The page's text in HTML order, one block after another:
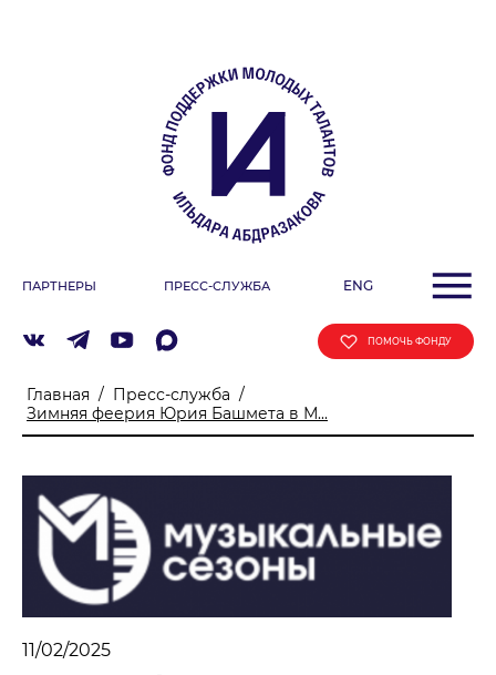
ДЕЯТЕЛЬНОСТЬ ФОНДА
Фестиваль
«ArtSpace»
Клуб меценатов
МЕДИА
НОВОСТИ
ПАРТНЕРЫ
ПАРТНЕРЫ ПРЕСС-СЛУЖБА ENG
ПОМОЧЬ ФОНДУ
Главная / Пресс-служба /
Зимняя феерия Юрия Башмета в М...
11/02/2025